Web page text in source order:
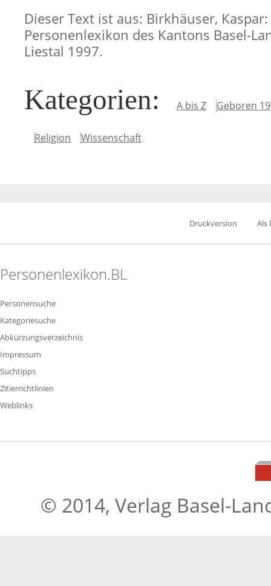
Dieser Text ist aus: Birkhäuser, Kaspar:
Personenlexikon des Kantons Basel-
Liestal 1997.
Kategorien: A bis Z Geboren
Religion Wissenschaft
Druckversion Als
Personenlexikon.BL
Personensuche
Kategoriesuche
Abkürzungsverzeichnis
Impressum
Suchtipps
Zitierrichtlinien
Weblinks
© 2014, Verlag Basel-